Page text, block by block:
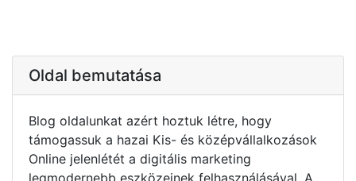
Oldal bemutatása
Blog oldalunkat azért hoztuk létre, hogy
támogassuk a hazai Kis- és középvállalkozások
Online jelenlétét a digitális marketing
legmodernebb eszközeinek felhasználásával. A